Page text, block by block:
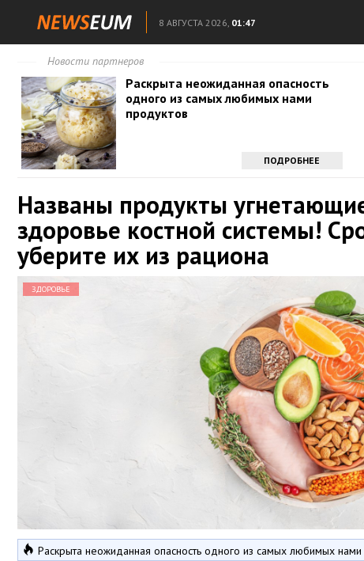
8 АВГУСТА 2026, 01:47
Новости партнеров
Раскрыта неожиданная опасность
одного из самых любимых нами
продуктов
ПОДРОБНЕЕ
Названы продукты
здоровье костной системы!
уберите их из рациона
ЗДОРОВЬЕ
Раскрыта неожиданная опасность одного из самых любимых нами